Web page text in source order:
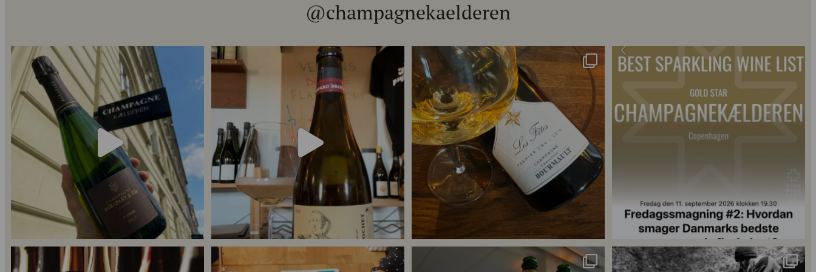
Kun 8 billetter tilbage til vores fredagssmagning...
54 2
Mød Gaspard Brochet 333.F Brut Nature: den du skal...
40 1
Christian Bourmalt, Les Fetes 2018 🍾
4
Fredagssmagningerne lever – og de næste er lige...
Er du helt ny indenfor champagne, og gerne vil... Kan man få for meget champagne? Nææææ…Kan man... Tusind tak til @minglr_netvaerk_for_singler for at... René Geoffroy er en af Champagnes ældste...
21 1